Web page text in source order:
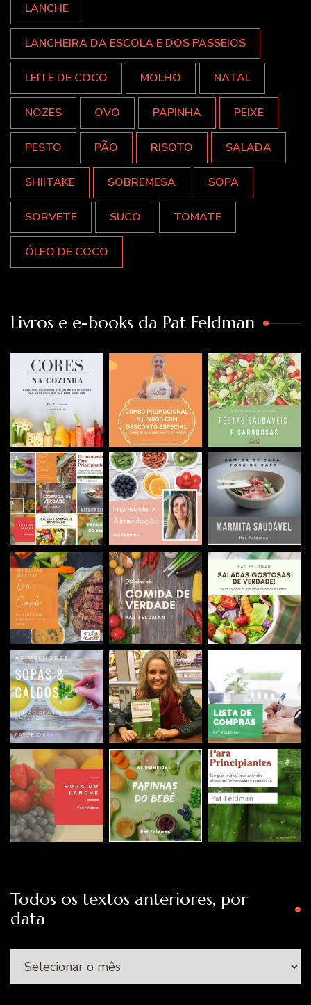
LANCHE
LANCHEIRA DA ESCOLA E DOS PASSEIOS
LEITE DE COCO MOLHO NATAL
NOZES OVO PAPINHA PEIXE
PESTO PÃO RISOTO SALADA
SHIITAKE SOBREMESA SOPA
SORVETE SUCO TOMATE
ÓLEO DE COCO
Livros e e-books da Pat Feldman
Todos os textos anteriores, por
data
Todos
os